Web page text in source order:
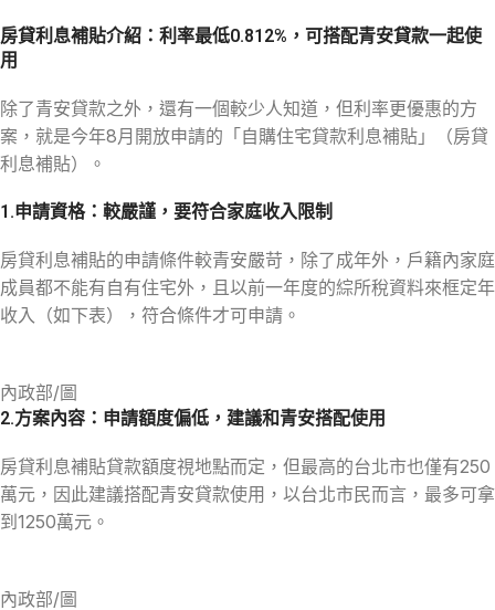
房貸利息補貼介紹：利率最低0.812%，可搭配青安貸款一起使
用
除了青安貸款之外，還有一個較少人知道，但利率更優惠的方
案，就是今年8月開放申請的「自購住宅貸款利息補貼」（房貸
利息補貼）。
1.申請資格：較嚴謹，要符合家庭收入限制
房貸利息補貼的申請條件較青安嚴苛，除了成年外，戶籍內家庭
成員都不能有自有住宅外，且以前一年度的綜所稅資料來框定年
收入（如下表），符合條件才可申請。
內政部/圖
2.方案內容：申請額度偏低，建議和青安搭配使用
房貸利息補貼貸款額度視地點而定，但最高的台北市也僅有250
萬元，因此建議搭配青安貸款使用，以台北市民而言，最多可拿
到1250萬元。
內政部/圖